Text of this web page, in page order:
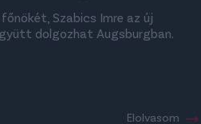
Szabics Imre az új
dolgozhat Augsburgban.
Elolvasom